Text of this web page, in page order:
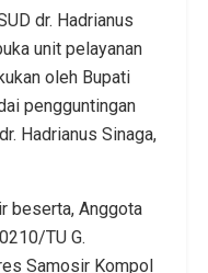
dr. Hadrianus
unit pelayanan
oleh Bupati
pengguntingan
Hadrianus Sinaga,
beserta, Anggota
TU G.
Samosir Kompol